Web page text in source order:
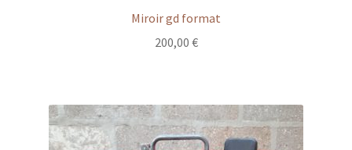
Miroir gd format
200,00 €